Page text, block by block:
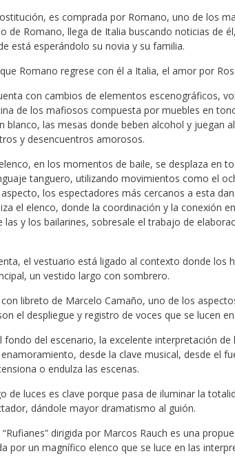
es comprada por Romano, uno de los
de Romano, llega de Italia buscando noticias de
está esperándolo su novia y su familia.
Romano regrese con él a Italia, el amor por
con cambios de elementos escenográficos,
de los mafiosos compuesta por muebles en
blanco, las mesas donde beben alcohol y juegan
y desencuentros amorosos.
en los momentos de baile, se desplaza en
tanguero, utilizando movimientos como el
los espectadores más cercanos a esta
el elenco, donde la coordinación y la conexión
las y los bailarines, sobresale el trabajo de
el vestuario está ligado al contexto donde los
un vestido largo con sombrero.
libreto de Marcelo Camaño, uno de los
el despliegue y registro de voces que se lucen
fondo del escenario, la excelente interpretación
desde la clave musical, desde el
o endulza las escenas.
de luces es clave porque pasa de iluminar la
dándole mayor dramatismo al guión.
dirigida por Marcos Rauch es una
por un magnífico elenco que se luce en las